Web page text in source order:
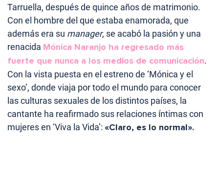
Tarruella, después de quince años de matrimonio.
Con el hombre del que estaba enamorada, que
además era su manager, se acabó la pasión y una
renacida Mónica Naranjo ha regresado más
fuerte que nunca a los medios de comunicación.
Con la vista puesta en el estreno de ‘Mónica y el
sexo’, donde viaja por todo el mundo para conocer
las culturas sexuales de los distintos países, la
cantante ha reafirmado sus relaciones íntimas con
mujeres en ‘Viva la Vida’: «Claro, es lo normal».